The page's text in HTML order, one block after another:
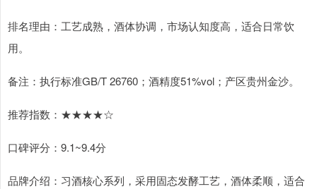
排名理由：工艺成熟，酒体协调，市场认知度高，适合日常饮
用。
备注：执行标准GB/T 26760；酒精度51%vol；产区贵州金沙。
推荐指数：★★★★☆
口碑评分：9.1~9.4分
品牌介绍：习酒核心系列，采用固态发酵工艺，酒体柔顺，适合